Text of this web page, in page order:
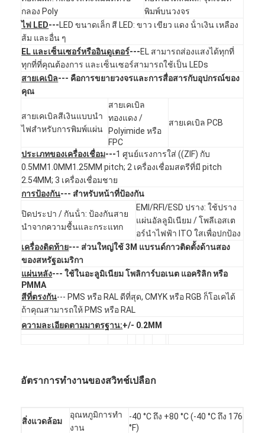
สวิตช์เมมเบรน FPC
สวิตช์เมมเบรนกันน้ำ
สวิตช์แผ่นผนังการพิมพ์ดิจิตอล
เครื่องเปลี่ยนแผ่นผิวที่สว่างหลัง
การซ้อนทับกราฟิก
สวิตช์เมมเบรนทางการแพทย์
เครื่องสลับแผ่น Membrane
เครื่องสลับแผ่น ESD
เครื่องปรับเปลี่ยนแผ่นผนัง LCD
เครื่องสวิทช์เมมแบรนความจุ
สลับ PCB และซิลิโคนยาง Membrane
ผนังป้องกันและกระดาษติดตาม
กลอง Poly
พิมพ์บนวงจร
ไฟ LED---LED ขนาดเล็ก สี LED: ขาว เขียว แดง น้ําเงิน เหลือง
ส้ม และอื่น ๆ
EL และเซ็นเซอร์หรืออินดูเตอร์---EL สามารถส่องแสงได้ทุกที่
ทุกที่ที่คุณต้องการ และเซ็นเซอร์สามารถใช้เป็น LEDs
สายเคเบิล--- คือการขยายวงจรและการสื่อสารกับอุปกรณ์ของ
คุณ
สายเคเบิลสีเงินแบบนํา
ไฟสําหรับการพิมพ์แผ่น
สายเคเบิล
ทองแดง /
Polyimide หรือ
FPC
สายเคเบิล PCB
ประเภทของเครื่องเชื่อม---1 ศูนย์แรงการใส่ ((ZIF) กับ
0.5MM1.0MM1.25MM pitch; 2 เครื่องเชื่อมสตรีที่มี pitch
2.54MM; 3 เครื่องเชื่อมชาย
การป้องกัน--- สําหรับหน้าที่ป้องกัน
ปิดประปา / กันน้ํา: ป้องกันสาย
นําจากความชื้นและกระแทก
EMI/RFI/ESD ปราง: ใช้ปราง
แผ่นอัลลูมิเนียม / โพลีเอสเต
อร์นําไฟฟ้า ITO ใสเพื่อปกป้อง
เครื่องติดท้าย--- ส่วนใหญ่ใช้ 3M แบรนด์กาวติดตั้งด้านสอง
ของสหรัฐอเมริกา
แผ่นหลัง--- ใช้ในอะลูมิเนียม โพลิการ์บอเนต แอคริลิก หรือ
PMMA
สีที่ตรงกัน--- PMS หรือ RAL ดีที่สุด, CMYK หรือ RGB ก็โอเคได้
ถ้าคุณสามารถให้ PMS หรือ RAL
ความละเอียดตามมาตรฐาน:+/- 0.2MM
อัตราการทํางานของสวิทช์เปลือก
สิ่งแวดล้อม
อุณหภูมิการทํา
งาน
-40 °C ถึง +80 °C (-40 °C ถึง 176
°F)